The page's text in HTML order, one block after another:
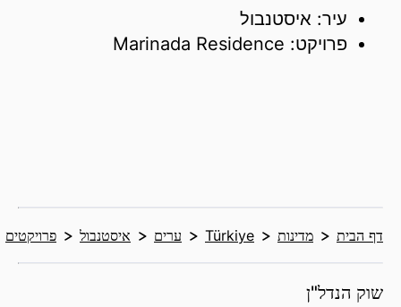
עיר: איסטנבול
פרויקט: Marinada Residence
דף הבית מדינות Türkiye ערים איסטנבול פרויקטים
שוק הנדל"ן